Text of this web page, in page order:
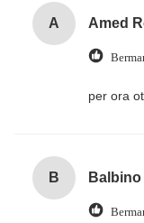
A Amed
per ora
B Balbino